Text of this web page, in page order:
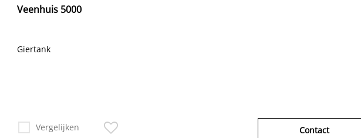
Veenhuis 5000
Giertank
Vergelijken Contact